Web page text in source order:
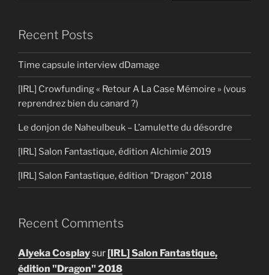
Recent Posts
Time capsule interview dDamage
[IRL] Crowfunding « Retour A La Case Mémoire » (vous
reprendrez bien du canard ?)
Le donjon de Naheulbeuk – L’amulette du désordre
[IRL] Salon Fantastique, édition Alchimie 2019
[IRL] Salon Fantastique, édition "Dragon" 2018
Recent Comments
Alyeka Cosplaysur[IRL] Salon Fantastique,
édition "Dragon" 2018